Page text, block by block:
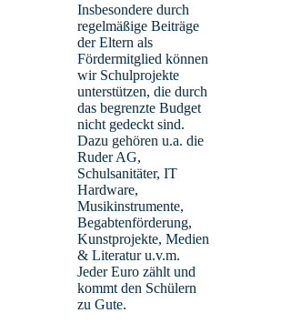
Schulsekretariat
Insbesondere durch
regelmäßige Beiträge
der Eltern als
Fördermitglied können
wir Schulprojekte
unterstützen, die durch
das begrenzte Budget
nicht gedeckt sind.
Dazu gehören u.a. die
Ruder AG,
Schulsanitäter, IT
Hardware,
Musikinstrumente,
Begabtenförderung,
Kunstprojekte, Medien
& Literatur u.v.m.
Jeder Euro zählt und
kommt den Schülern
zu Gute.